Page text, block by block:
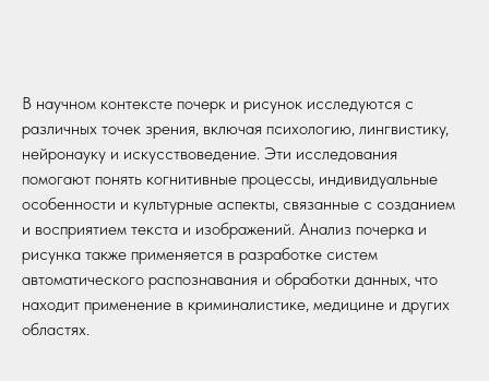
В научном контексте почерк и рисунок исследуются с
различных точек зрения, включая психологию, лингвистику,
нейронауку и искусствоведение. Эти исследования
помогают понять когнитивные процессы, индивидуальные
особенности и культурные аспекты, связанные с созданием
и восприятием текста и изображений. Анализ почерка и
рисунка также применяется в разработке систем
автоматического распознавания и обработки данных, что
находит применение в криминалистике, медицине и других
областях.